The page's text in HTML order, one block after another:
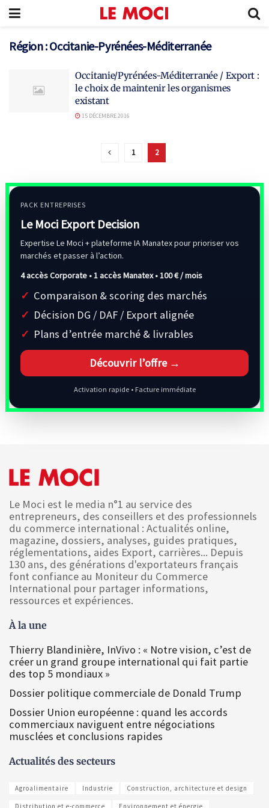
Région :Occitanie-Pyrénées-Méditerranée
Occitanie/Pyrénées-Méditerranée / Export :
le choix de maintenir les organismes
existant
15 DÉCEMBRE 2016
1 2
PACK ENTREPRISES
Le Moci Export Decision
Expertise Le Moci + plateforme IA Manatex pour prioriser vos
marchés et passer à l’action.
4 accès Corporate • 1 accès Manatex •100 € / mois
Comparaison & scoring des marchés
Décision DG / DAF / Export alignée
Plans d’entrée marché & livrables
Découvrir l’offre →
Activation rapide • Facture immédiate
Le Moci est le media n°1 au service des
entrepreneurs, des conseillers et des professionnels
du commerce international : Actualités online,
magazine, dossiers, analyses, guides pratiques,
réglementations, aides Export, carrières... Depuis
130 ans, des générations d'exportateurs français
font confiance au Moniteur du Commerce
International pour partager informations,
ressources et expériences.
À la une
Thierry Blandinière, InVivo : « Notre vision, c’est de
créer un grand groupe international qui fait partie
des top 5 mondiaux »
Dossier politique commerciale de Donald Trump
Dossier Union européenne : quand les accords
commerciaux naviguent entre négociations
musclées et conclusions rapides
Actualités des secteurs
Agroalimentaire Industrie Construction, architecture et design
Distribution et e-commerce Environnement et énergie